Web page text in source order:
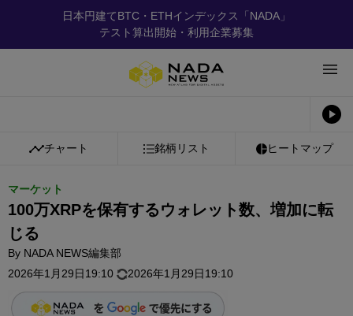
日本円建てBTC・ETHインデックス「NADA」
テスト算出開始・利用企業募集
チャート 銘柄リスト ヒートマップ
マーケット
100万XRPを保有するウォレット数、増加に転
じる
By NADA NEWS編集部
2026年1月29日19:10
2026年1月29日19:10